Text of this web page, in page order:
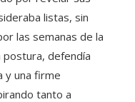
listas, sin
las semanas de la
postura, defendía
y una firme
tanto a